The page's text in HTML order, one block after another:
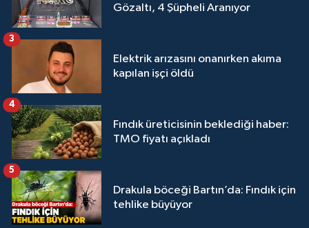
Gözaltı, 4 Şüpheli Aranıyor
Elektrik arızasını onanırken akıma
kapılan işçi öldü
3
Fındık üreticisinin beklediği haber:
TMO fiyatı açıkladı
4
Drakula böceği Bartın’da: Fındık için
tehlike büyüyor
5